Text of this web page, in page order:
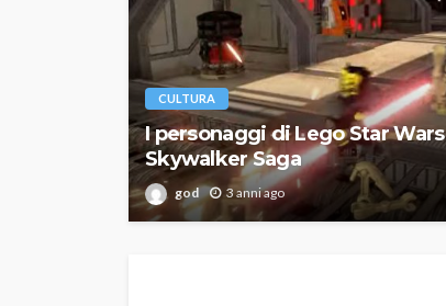
CULTURA
I personaggi di Lego Star
Skywalker Saga
god 3 anni ago